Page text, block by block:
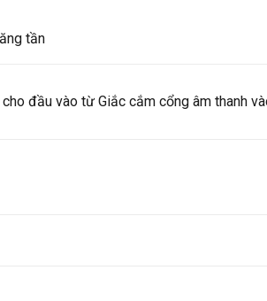
tần
đầu vào từ Giắc cắm cổng âm thanh